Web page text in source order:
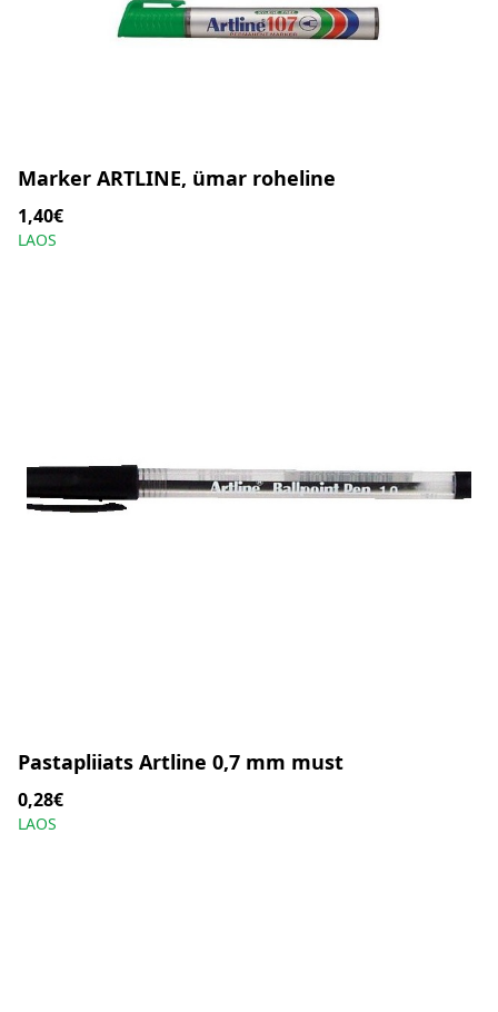
Marker ARTLINE, ümar roheline
1,40€
LAOS
Pastapliiats Artline 0,7 mm must
0,28€
LAOS